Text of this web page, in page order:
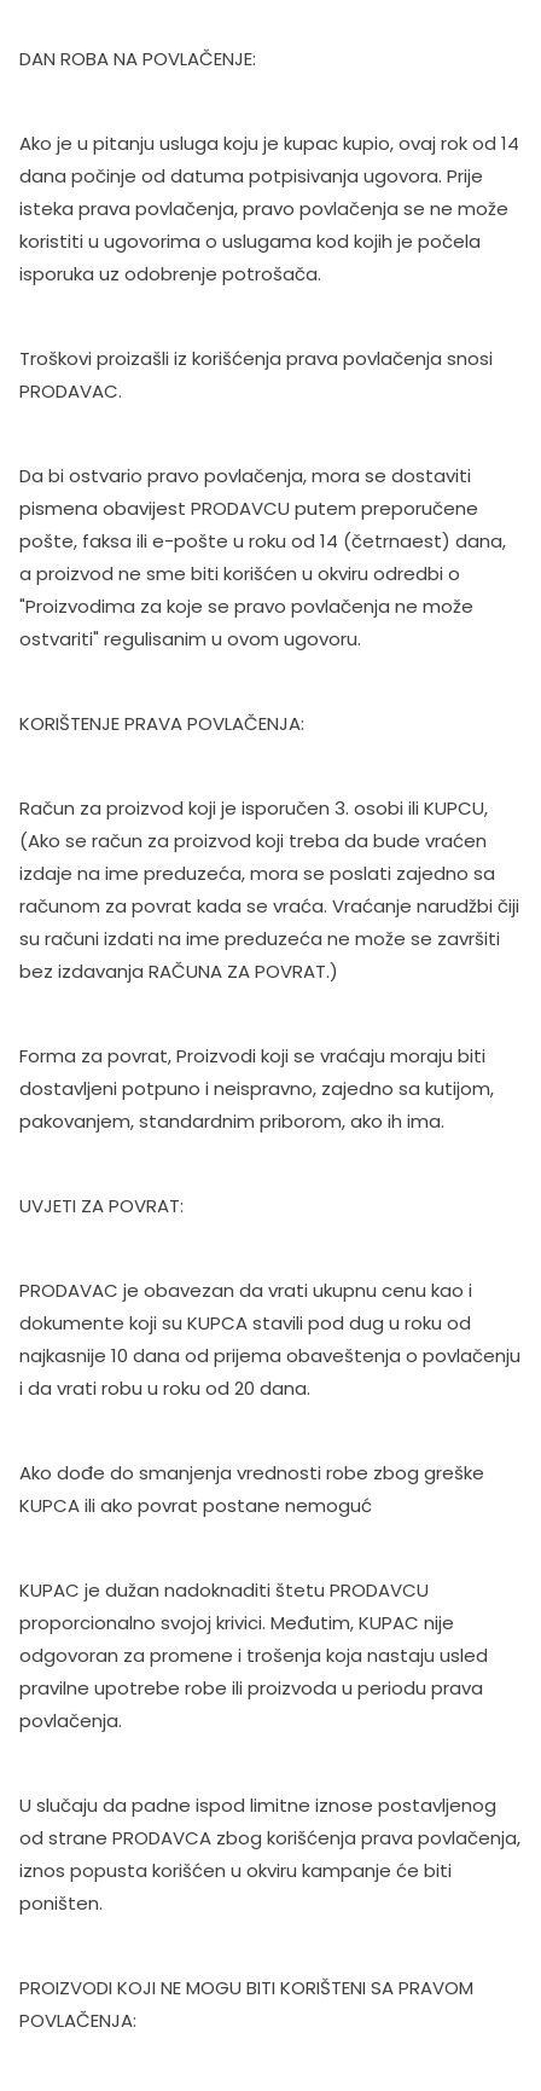
DAN ROBA NA POVLAČENJE:
Ako je u pitanju usluga koju je kupac kupio, ovaj rok od 14
dana počinje od datuma potpisivanja ugovora. Prije
isteka prava povlačenja, pravo povlačenja se ne može
koristiti u ugovorima o uslugama kod kojih je počela
isporuka uz odobrenje potrošača.
Troškovi proizašli iz korišćenja prava povlačenja snosi
PRODAVAC.
Da bi ostvario pravo povlačenja, mora se dostaviti
pismena obavijest PRODAVCU putem preporučene
pošte, faksa ili e-pošte u roku od 14 (četrnaest) dana,
a proizvod ne sme biti korišćen u okviru odredbi o
"Proizvodima za koje se pravo povlačenja ne može
ostvariti" regulisanim u ovom ugovoru.
KORIŠTENJE PRAVA POVLAČENJA:
Račun za proizvod koji je isporučen 3. osobi ili KUPCU,
(Ako se račun za proizvod koji treba da bude vraćen
izdaje na ime preduzeća, mora se poslati zajedno sa
računom za povrat kada se vraća. Vraćanje narudžbi čiji
su računi izdati na ime preduzeća ne može se završiti
bez izdavanja RAČUNA ZA POVRAT.)
Forma za povrat, Proizvodi koji se vraćaju moraju biti
dostavljeni potpuno i neispravno, zajedno sa kutijom,
pakovanjem, standardnim priborom, ako ih ima.
UVJETI ZA POVRAT:
PRODAVAC je obavezan da vrati ukupnu cenu kao i
dokumente koji su KUPCA stavili pod dug u roku od
najkasnije 10 dana od prijema obaveštenja o povlačenju
i da vrati robu u roku od 20 dana.
Ako dođe do smanjenja vrednosti robe zbog greške
KUPCA ili ako povrat postane nemoguć
KUPAC je dužan nadoknaditi štetu PRODAVCU
proporcionalno svojoj krivici. Međutim, KUPAC nije
odgovoran za promene i trošenja koja nastaju usled
pravilne upotrebe robe ili proizvoda u periodu prava
povlačenja.
U slučaju da padne ispod limitne iznose postavljenog
od strane PRODAVCA zbog korišćenja prava povlačenja,
iznos popusta korišćen u okviru kampanje će biti
poništen.
PROIZVODI KOJI NE MOGU BITI KORIŠTENI SA PRAVOM
POVLAČENJA: